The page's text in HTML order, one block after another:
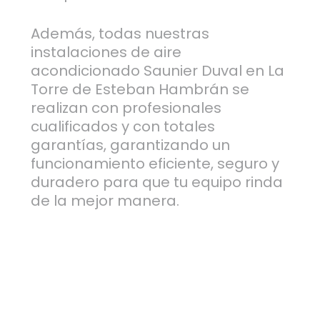
Además, todas nuestras
instalaciones de aire
acondicionado Saunier Duval en La
Torre de Esteban Hambrán se
realizan con profesionales
cualificados y con totales
garantías, garantizando un
funcionamiento eficiente, seguro y
duradero para que tu equipo rinda
de la mejor manera.